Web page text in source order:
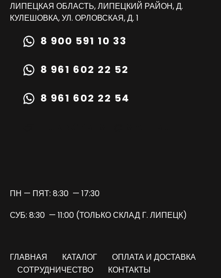
ЛИПЕЦКАЯ ОБЛАСТЬ, ЛИПЕЦКИЙ РАЙОН, Д.
КУЛЕШОВКА, УЛ. ОРЛОВСКАЯ, Д. 1
8 900 591 10 33
8 961 602 22 52
8 961 602 22 54
ПН — ПЯТ: 8:30 — 17:30
СУБ: 8:30 — 11:00 (ТОЛЬКО СКЛАД Г. ЛИПЕЦК)
ГЛАВНАЯ КАТАЛОГ
ОПЛАТА И ДОСТАВКА
СОТРУДНИЧЕСТВО
КОНТАКТЫ